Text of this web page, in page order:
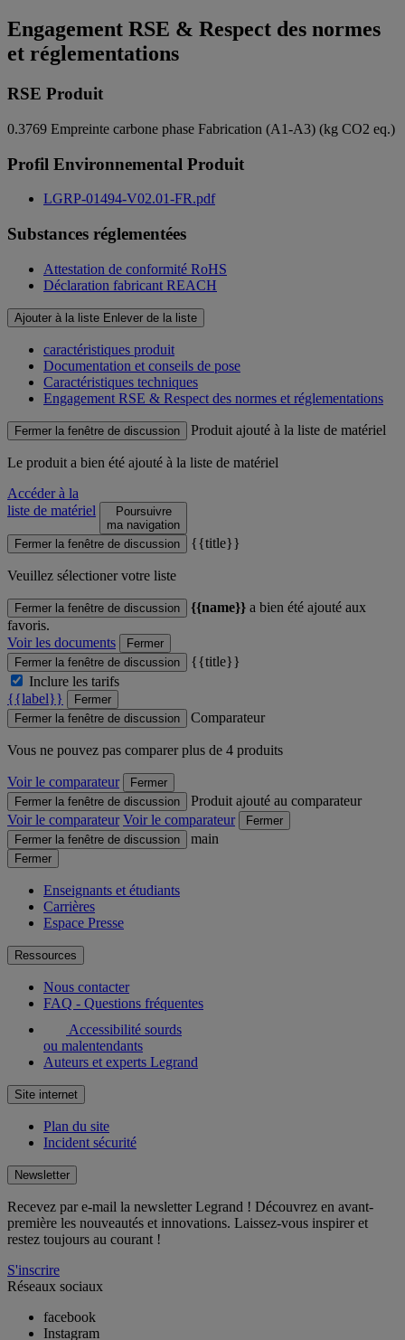
Engagement RSE & Respect des normes
et réglementations
RSE Produit
0.3769 Empreinte carbone phase Fabrication (A1-A3) (kg CO2 eq.)
Profil Environnemental Produit
LGRP-01494-V02.01-FR.pdf
Substances réglementées
Attestation de conformité RoHS
Déclaration fabricant REACH
Ajouter à la liste Enlever de la liste
caractéristiques produit
Documentation et conseils de pose
Caractéristiques techniques
Engagement RSE & Respect des normes et réglementations
Fermer la fenêtre de discussion Produit ajouté à la liste de matériel
Le produit a bien été ajouté à la liste de matériel
Accéder à la
liste de matériel
Poursuivre
ma navigation
Fermer la fenêtre de discussion
{{title}}
Veuillez sélectioner votre liste
Fermer la fenêtre de discussion {{name}} a bien été ajouté aux
favoris.
Voir les documents
Fermer
Fermer la fenêtre de discussion
{{title}}
Inclure les tarifs
{{label}}
Fermer
Fermer la fenêtre de discussion
Comparateur
Vous ne pouvez pas comparer plus de 4 produits
Voir le comparateur
Fermer
Fermer la fenêtre de discussion
Produit ajouté au comparateur
Voir le comparateur Voir le comparateur
Fermer
Fermer la fenêtre de discussion
main
Fermer
Enseignants et étudiants
Carrières
Espace Presse
Ressources
Nous contacter
FAQ - Questions fréquentes
Accessibilité sourds
ou malentendants
Auteurs et experts Legrand
Site internet
Plan du site
Incident sécurité
Newsletter
Recevez par e-mail la newsletter Legrand ! Découvrez en avant-
première les nouveautés et innovations. Laissez-vous inspirer et
restez toujours au courant !
S'inscrire
Réseaux sociaux
facebook
Instagram